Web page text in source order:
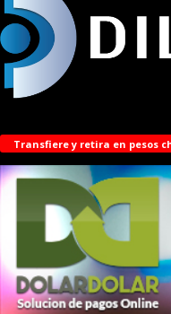
Transfiere y retira en pesos